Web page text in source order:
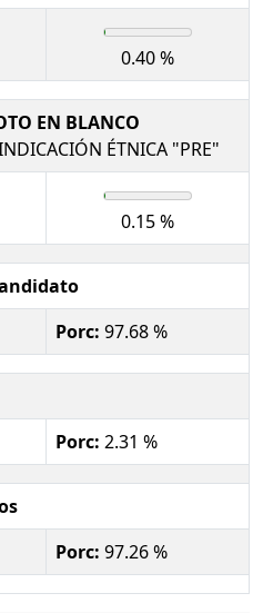
0.40 %
EN BLANCO
ÉTNICA "PRE"
0.15 %
Porc: 97.68 %
Porc: 2.31 %
Porc: 97.26 %